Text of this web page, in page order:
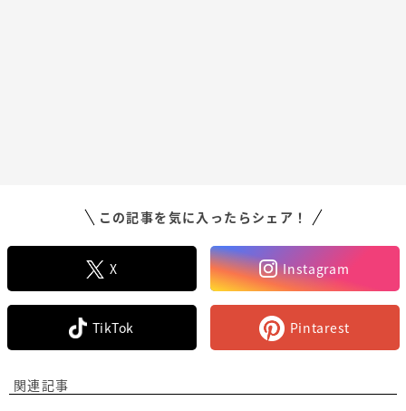
この記事を気に入ったらシェア！
X Instagram
TikTok Pintarest
関連記事